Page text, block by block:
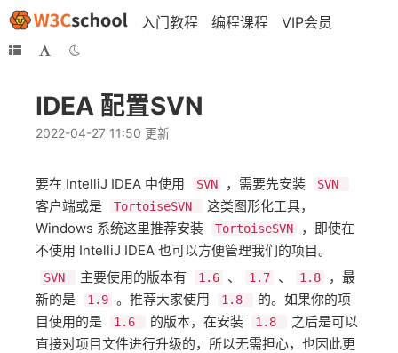
入门教程 编程课程 VIP会员
IDEA 配置SVN
2022-04-27 11:50 更新
要在 IntelliJ IDEA 中使用 ​ SVN ​，需要先安装 ​ SVN
客户端或是 ​
TortoiseSVN
​这类图形化工具，
Windows 系统这里推荐安装 ​
TortoiseSVN
​，即使在
不使用 IntelliJ IDEA 也可以方便管理我们的项目。
SVN ​主要使用的版本有 ​ 1.6 ​、​ 1.7 ​、​ 1.8
​，最
新的是 ​
1.9 ​。推荐大家使用 ​ 1.8
​的。如果你的项
目使用的是 ​
1.6 ​的版本，在安装 ​ 1.8
​之后是可以
直接对项目文件进行升级的，所以无需担心，也因此更